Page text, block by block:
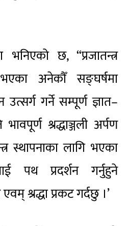
छ, “प्रजातन्त्र
अनेकौँ सङ्घर्षमा
गर्ने सम्पूर्णज्ञात–
भावपूर्ण श्रद्धाञ्जली अर्पण
स्थापनाका लागि भएका
पथ प्रदर्शन गर्नुहुने
श्रद्धा प्रकट गर्दछु ।’